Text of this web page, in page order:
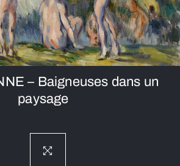
– Baigneuses dans un
paysage